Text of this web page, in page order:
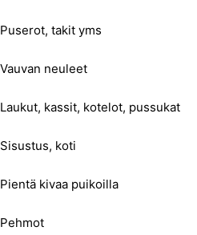
Puserot, takit yms
Vauvan neuleet
Laukut, kassit, kotelot, pussukat
Sisustus, koti
Pientä kivaa puikoilla
Pehmot